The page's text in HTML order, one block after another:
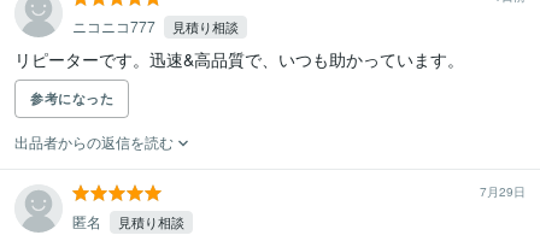
ニコニコ777 見積り相談
リピーターです。迅速&高品質で、いつも助かっています。
参考になった
出品者からの返信を読む
7月29日
匿名 見積り相談